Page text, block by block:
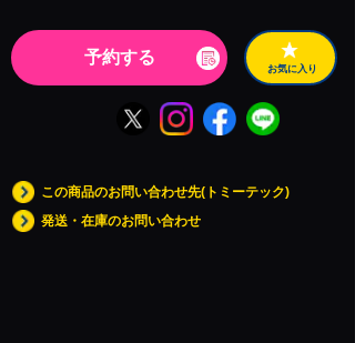
予約する
お気に入り
この商品のお問い合わせ先(トミーテック)
発送・在庫のお問い合わせ